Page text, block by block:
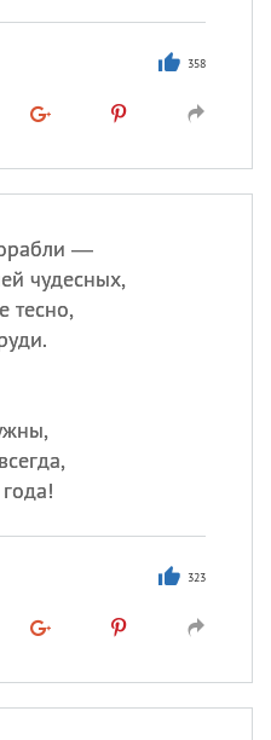
358
—
чудесных,
тесно,
323
значениеи